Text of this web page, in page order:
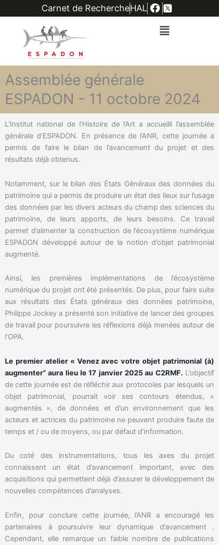
Carnet de RechercheHAL
Assemblée générale
ESPADON - 11 octobre 2024
L’Institut national de l’Histoire de l’Art a accueilli l’assemblée
générale d’ESPADON. En présence de l’ANR, cette journée a
permis de faire le bilan de l’avancement du projet et des
résultats déjà obtenus.
Notamment, sur le bilan des États Généraux des données du
patrimoine qui a permis de produire un état des lieux sur l’usage
des données par les divers acteurs du champ des sciences du
patrimoine, de leurs apports, de leurs besoins. Ce travail
permet d’alimenter la construction de l’écosystème numérique
ESPADON développé autour de la notion d’objet patrimonial
augmenté.
Ainsi, les premières implémentations de l’écosystème
numérique du projet ont été présentés. De plus, pour faire suite
aux résultats des États généraux des données patrimoine,
Philippe Jockey a présenté son initiative de lancer des groupes
de travail pour poursuivre les réflexions déjà menées autour de
l’OPA.
Le premier atelier « Venez avec votre objet patrimonial (à)
augmenter” aura lieu le 17 janvier 2025 au C2RMF.L’objectif
de cette journée est de réfléchir aux protocoles par lesquels un
objet patrimonial, pourrait voir ses contours étendus, «
augmentés », de données et d’un environnement que les
acteurs et actrices du patrimoine ne peuvent produire faute de
temps et / ou de moyens, ou par défaut d’information.
Du coté des instrumentations, tous les axes du projet
connaissent un état d’avancement important, avec des
acquisitions qui permettent déjà d’assurer le développement de
nouvelles compétences d’analyses.
Enfin, pour conclure cette journée, l’ANR a encouragé les
partenaires à poursuivre leur dynamique d’avancement .
Cependant, elle remarque un faible nombre de publications